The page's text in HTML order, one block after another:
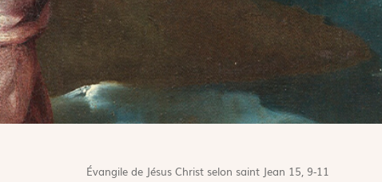
Évangile de Jésus Christ selon saint Jean 15, 9-11